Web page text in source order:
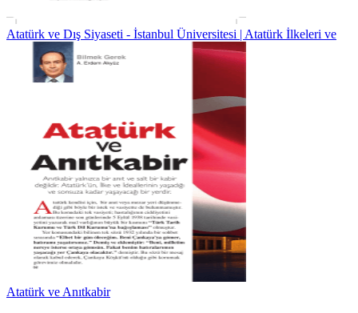
Atatürk ve Dış Siyaseti - İstanbul Üniversitesi | Atatürk İlkeleri ve
Atatürk ve Anıtkabir